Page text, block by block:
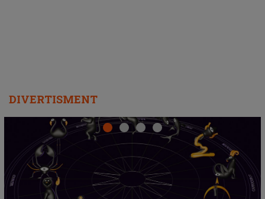
DIVERTISMENT